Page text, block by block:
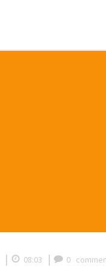
| 08:03 | 0